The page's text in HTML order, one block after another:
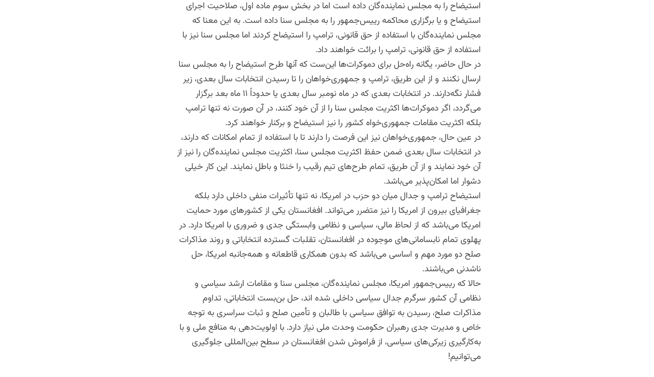
استیضاح را به مجلس نماینده‌گان داده است اما در بخش سوم ماده اول، صلاحیت اجرای
استیضاح و یا برگزاری محاکمه رییس‌جمهور را به مجلس سنا داده است. به این معنا که
مجلس نماینده‌گان با استفاده از حق قانونی، ترامپ را استیضاح کردند اما مجلس سنا نیز با
استفاده از حق قانونی، ترامپ را برائت خواهند داد.
در حال حاضر، یگانه راه‌حل برای دموکرات‌ها این‌ست که آنها طرح استیضاح را به مجلس سنا
ارسال نکنند و از این طریق، ترامپ و جمهوری‌خواهان را تا رسیدن انتخابات سال بعدی، زیر
فشار نگه‌دارند. در انتخابات بعدی که در ماه نومبر سال بعدی یا حدوداً ۱۱ ماه بعد برگزار
می‌گردد، اگر دموکرات‌ها اکثریت مجلس سنا را از آن خود کنند، در آن صورت نه تنها ترامپ
بلکه اکثریت مقامات جمهوری‌خواه کشور را نیز استیضاح و برکنار خواهند کرد.
در عین حال، جمهوری‌خواهان نیز این فرصت را دارند تا با استفاده از تمام امکانات که دارند،
در انتخابات سال بعدی ضمن حفظ اکثریت مجلس سنا، اکثریت مجلس نماینده‌گان را نیز از
آن خود نمایند و از آن طریق، تمام طرح‌های تیم رقیب را خنثا و باطل نمایند. این کار خیلی
دشوار اما امکان‌پذیر می‌باشد.
استیضاح ترامپ و جدال میان دو حزب در امریکا، نه تنها تأثیرات منفی داخلی دارد بلکه
جغرافیای بیرون از امریکا را نیز متضرر می‌تواند. افغانستان یکی از کشورهای مورد حمایت
امریکا می‌باشد که از لحاظ مالی، سیاسی و نظامی وابستگی جدی و ضروری با امریکا دارد. در
پهلوی تمام نابسامانی‌های موجوده در افغانستان، تقلبات گسترده انتخاباتی و روند مذاکرات
صلح دو مورد مهم و اساسی می‌باشد که بدون همکاری قاطعانه و همه‌جانبه امریکا، حل
ناشدنی می‌باشند.
حالا که رییس‌جمهور امریکا، مجلس نماینده‌گان، مجلس سنا و مقامات ارشد سیاسی و
نظامی آن کشور سرگرم جدال سیاسی داخلی شده اند، حل بن‌بست انتخاباتی، تداوم
مذاکرات صلح، رسیدن به توافق سیاسی با طالبان و تأمین صلح و ثبات سراسری به توجه
خاص و مدیرت جدی رهبران حکومت وحدت ملی نیاز دارد. با اولویت‌دهی به منافع ملی و با
به‌کارگیری زیرکی‌های سیاسی، از فراموش شدن افغانستان در سطح بین‌المللی جلوگیری
می‌توانیم!